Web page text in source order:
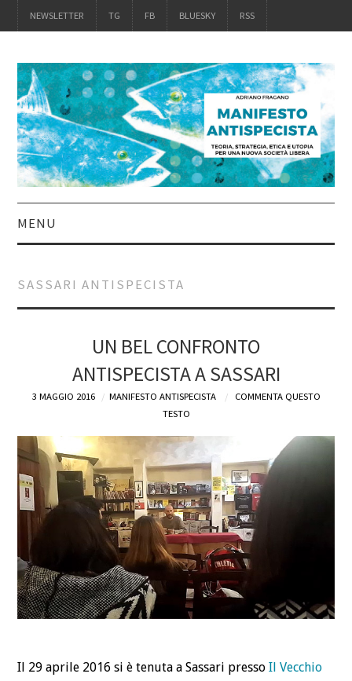
NEWSLETTER TG FB BLUESKY RSS
MENU
ACQUISTALO
DEFINIZIONI
BLOG
CONTATTI
SASSARI ANTISPECISTA
UN BEL CONFRONTO
ANTISPECISTA A SASSARI
3 MAGGIO 2016 MANIFESTO ANTISPECISTA
COMMENTA QUESTO
TESTO
Il 29 aprile 2016 si è tenuta a Sassari pressoIl Vecchio